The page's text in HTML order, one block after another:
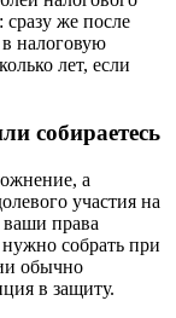
же после
налоговую
лет, если
собираетесь
а
участия на
ваши права
собрать при
обычно
в защиту.